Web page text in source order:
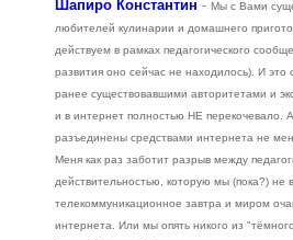
Шапиро Константин - Мы с Вами
любителей кулинарии и домашнего
действуем в рамках педагогического
развития оно сейчас не находилось). И это
ранее существовавшими авторитетами и
и в интернет полностью НЕ перекочевало.
разъединены средствами интернета не
Меня как раз заботит разрыв между
действительностью, которую мы (пока?) не
телекоммуникационное завтра и миром
интернета. Или мы опять никого из